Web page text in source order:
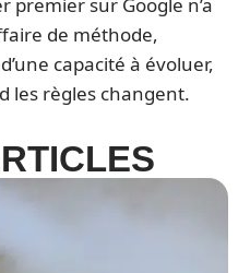
de méthode,
capacité à évoluer,
les règles changent.